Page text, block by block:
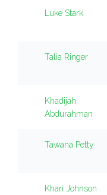
Luke Stark
Talia Ringer
Khadijah
Abdurahman
Tawana Petty
Khari Johnson